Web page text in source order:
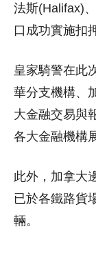
法斯(Halifax)
口成功實施扣
皇家騎警在此
華分支機構、
大金融交易與
各大金融機構
此外，加拿大
已於各鐵路貨
輛。